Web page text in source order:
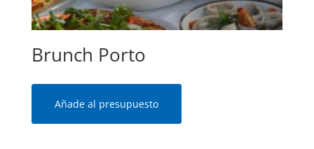
Brunch Porto
Añade al presupuesto